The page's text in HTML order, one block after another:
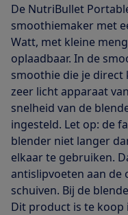
De NutriBullet
smoothiemaker met
Watt, met kleine
oplaadbaar. In de
smoothie die je direct
zeer licht apparaat
snelheid van de
ingesteld. Let op: de
blender niet langer
elkaar te gebruiken.
antislipvoeten aan
schuiven. Bij de
Dit product is te